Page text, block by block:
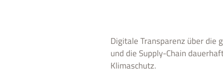
Digitale Transparenz über die
und die Supply-Chain
Klimaschutz.